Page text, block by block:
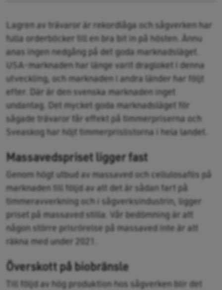
Lagren av trävaror är rekordlåga och sågverken har
fulla orderböcker till en bra bit in på hösten. Ännu
anas ingen nedgång på det goda marknadsläget.
USA-marknaden har länge varit dragloket i denna
utveckling, och marknaden i andra länder har följt
efter. Där är den svenska marknaden inget
undantag. Det mycket goda marknadsläget för
sågade trävaror får effekt på timmerpriserna och
Sveaskog har höjt timmerprislistorna i hela landet.
Massavedspriset ligger fast
Genom högt utbud av massaved och cellulosaflis på
marknaden till följd av att det är sådan fart på
timmeravverkning och i sågverksindustrin, ligger
priset på massaved stilla. Vår bedömning är att
någon större prisrörelse på massaved inte är att
räkna med under 2021.
Överskott på biobränsle
Till följd av hög produktion hos sågverken blir det